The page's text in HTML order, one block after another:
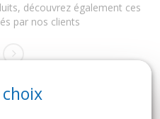
découvrez également ces
par nos clients